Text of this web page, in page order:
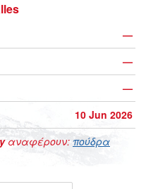
—
—
—
10 Jun 2026
αναφέρουν: πούδρα